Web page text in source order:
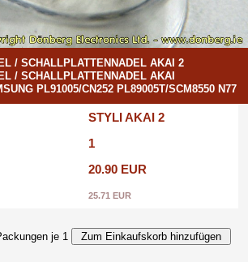
/ SCHALLPLATTENNADEL AKAI 2
/ SCHALLPLATTENNADEL AKAI
PL91005/CN252 PL89005T/SCM8550 N77
STYLI AKAI 2
1
20.90 EUR
25.71 EUR
je 1